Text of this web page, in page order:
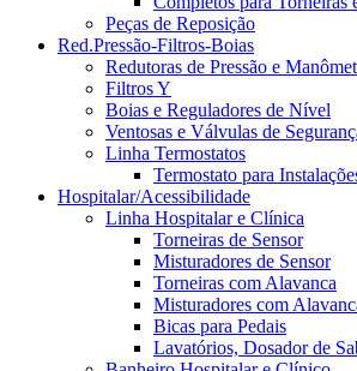
Peças de Reposição
Red.Pressão-Filtros-Boias
Redutoras de Pressão e
Filtros Y
Boias e Reguladores de Nível
Ventosas e Válvulas de
Linha Termostatos
Termostato para
Hospitalar/Acessibilidade
Linha Hospitalar e Clínica
Torneiras de Sensor
Misturadores de Sensor
Torneiras com Alavanca
Misturadores com
Bicas para Pedais
Lavatórios, Dosador de